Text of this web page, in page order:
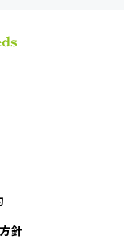
針